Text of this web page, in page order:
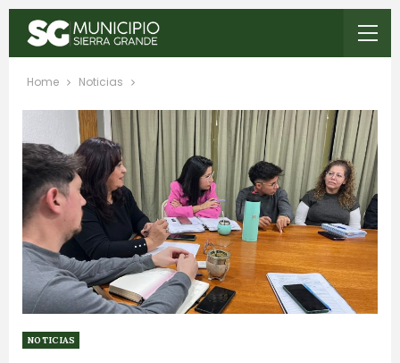
Home Noticias
NOTICIAS